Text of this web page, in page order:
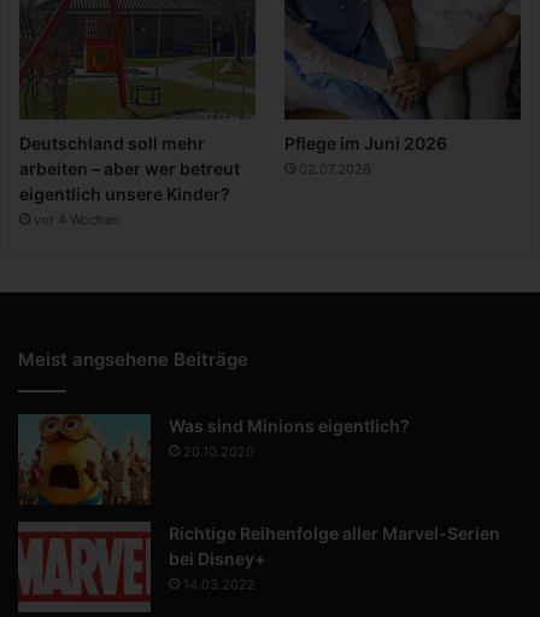
Deutschland soll mehr
arbeiten – aber wer betreut
eigentlich unsere Kinder?
vor 4 Wochen
Pflege im Juni 2026
02.07.2026
Meist angsehene Beiträge
Was sind Minions eigentlich?
20.10.2020
Richtige Reihenfolge aller Marvel-Serien
bei Disney+
14.03.2022